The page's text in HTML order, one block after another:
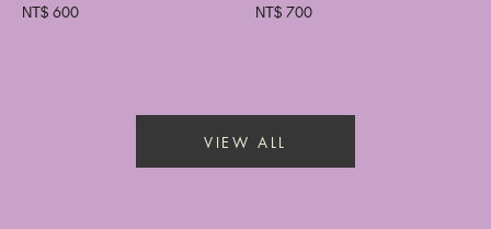
NT$ 600 NT$ 700
VIEW ALL